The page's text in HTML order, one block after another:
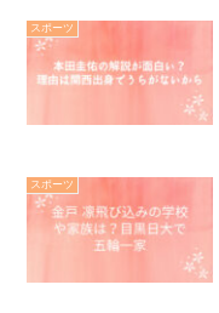
スポーツ
スポーツ